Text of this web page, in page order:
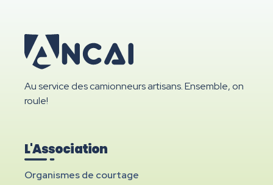
Au service des camionneurs artisans. Ensemble, on
roule!
L'Association
Organismes de courtage